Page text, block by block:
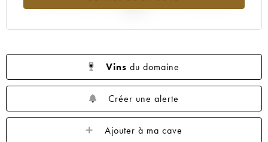
Vins du domaine
Créer une alerte
Ajouter à ma cave